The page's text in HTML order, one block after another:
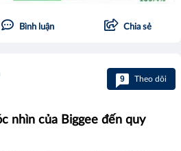
Bình luận Chia sẻ
9 Theo dõi
nhìn của Biggee đến quy